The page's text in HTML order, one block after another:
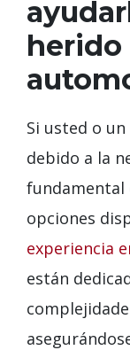
herido
Si usted o
debido a la
fundamental
opciones
experiencia
están